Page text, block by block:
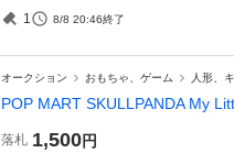
1 8/8 20:46終了
オークション おもちゃ、ゲーム 人形、
POP MART SKULLPANDA My
落札 1,500円